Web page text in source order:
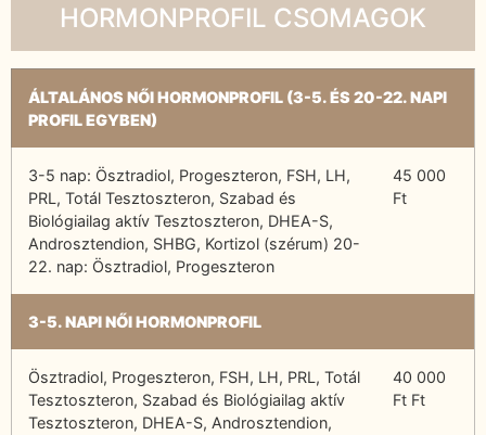
HORMONPROFIL CSOMAGOK
ÁLTALÁNOS NŐI HORMONPROFIL (3-5. ÉS 20-22. NAPI
PROFIL EGYBEN)
3-5 nap: Ösztradiol, Progeszteron, FSH, LH,
PRL, Totál Tesztoszteron, Szabad és
Biológiailag aktív Tesztoszteron, DHEA-S,
Androsztendion, SHBG, Kortizol (szérum) 20-
22. nap: Ösztradiol, Progeszteron
45 000
Ft
3-5. NAPI NŐI HORMONPROFIL
Ösztradiol, Progeszteron, FSH, LH, PRL, Totál
Tesztoszteron, Szabad és Biológiailag aktív
Tesztoszteron, DHEA-S, Androsztendion,
40 000
Ft Ft